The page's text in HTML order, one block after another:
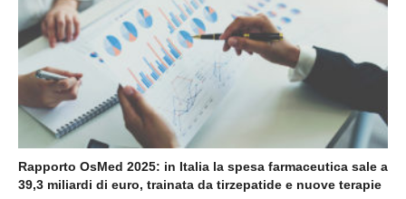
Rapporto OsMed 2025: in Italia la spesa farmaceutica sale a
39,3 miliardi di euro, trainata da tirzepatide e nuove terapie